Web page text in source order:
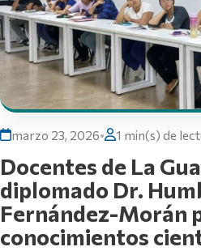
marzo 23, 2026• 1 min(s) de
Docentes de La
diplomado Dr.
Fernández-Morán
conocimientos